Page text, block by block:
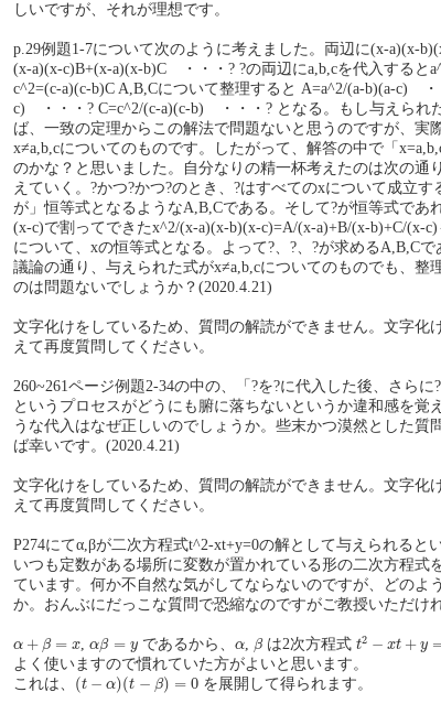
しいですが、それが理想です。
p.29例題1-7について次のように考えました。両辺に(x-a)(x-
(x-a)(x-c)B+(x-a)(x-b)C ・・・? ?の両辺にa,b,cを代入すると
c^2=(c-a)(c-b)C A,B,Cについて整理すると A=a^2/(a-b)(a-c) ・
c) ・・・? C=c^2/(c-a)(c-b) ・・・? となる。もし与えられ
ば、一致の定理からこの解法で問題ないと思うのですが、実
x≠a,b,cについてのものです。したがって、解答の中で「
のかな？と思いました。自分なりの精一杯考えたのは次の通
えていく。?かつ?かつ?のとき、?はすべてのxについて成立す
が」恒等式となるようなA,B,Cである。そして?が恒等式であ
(x-c)で割ってできたx^2/(x-a)(x-b)(x-c)=A/(x-a)+B/(x-b)+C/(x-
について、xの恒等式となる。よって?、?、?が求めるA,B,C
議論の通り、与えられた式がx≠a,b,cについてのものでも、整
のは問題ないでしょうか？(2020.4.21)
文字化けをしているため、質問の解読ができません。文字化
えて再度質問してください。
260~261ページ例題2-34の中の、「?を?に代入した後、さらに
というプロセスがどうにも腑に落ちないというか違和感を覚
うな代入はなぜ正しいのでしょうか。些末かつ漠然とした質
ば幸いです。(2020.4.21)
文字化けをしているため、質問の解読ができません。文字化
えて再度質問してください。
P274にてα,βが二次方程式t^2-xt+y=0の解として与えられると
いつも定数がある場所に変数が置かれている形の二次方程式
ています。何か不自然な気がしてならないのですが、どのよ
か。おんぶにだっこな質問で恐縮なのですがご教授いただけ
α + β = x
α+ β =x ,αβ = y
αβ= であるから、 α
α, β
βは2次方程式 t2 − xt + y
t2 y =
よく使いますので慣れていた方がよいと思います。
これは、 (t − α)(t − β) = 0
(t− α −β )= 0
を展開して得られます。